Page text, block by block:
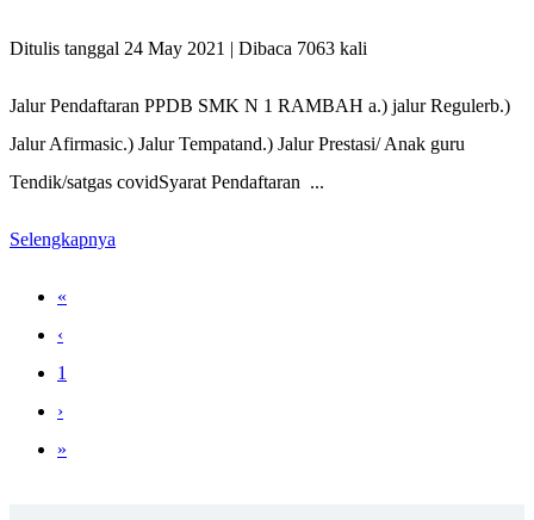
Ditulis tanggal 24 May 2021 | Dibaca 7063 kali
Jalur Pendaftaran PPDB SMK N 1 RAMBAH a.) jalur Regulerb.)
Jalur Afirmasic.) Jalur Tempatand.) Jalur Prestasi/ Anak guru
Tendik/satgas covidSyarat Pendaftaran ...
Selengkapnya
«
‹
1
›
»